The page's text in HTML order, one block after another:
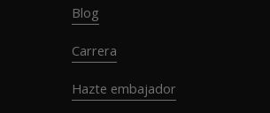
Blog
Carrera
Hazte embajador